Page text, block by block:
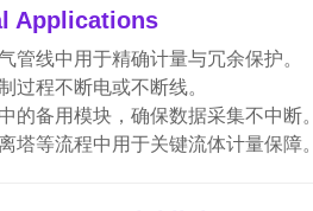
Applications
管线中用于精确计量与冗余保护。
过程不断电或不断线。
的备用模块，确保数据采集不中断。
塔等流程中用于关键流体计量保障。